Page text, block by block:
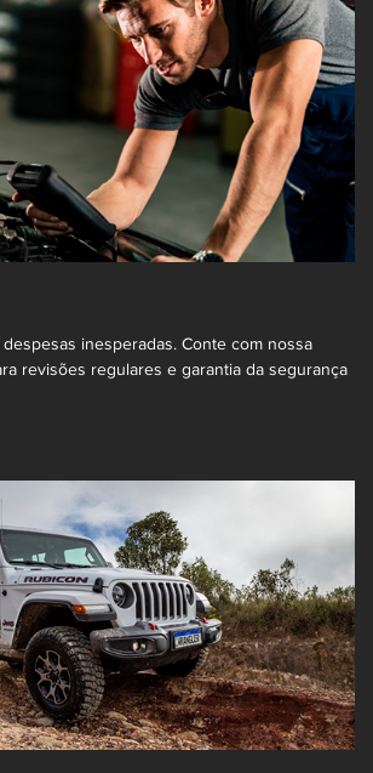
inesperadas. Conte com nossa
revisões regulares e garantia da segurança